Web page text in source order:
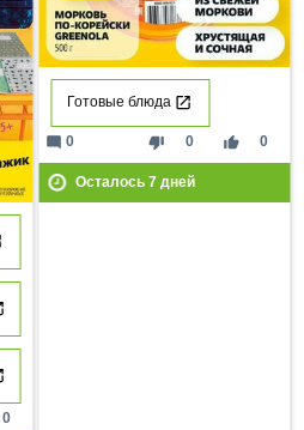
0
Готовые блюда
thumb_down 0 thumb_up 0
mode_comment 0
Осталось 7дней